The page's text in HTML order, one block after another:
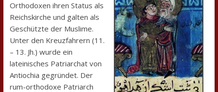
Orthodoxen ihren Status als
Reichskirche und galten als
Geschützte der Muslime.
Unter den Kreuzfahrern (11.
– 13. Jh.) wurde ein
lateinisches Patriarchat von
Antiochia gegründet. Der
rum-orthodoxe Patriarch